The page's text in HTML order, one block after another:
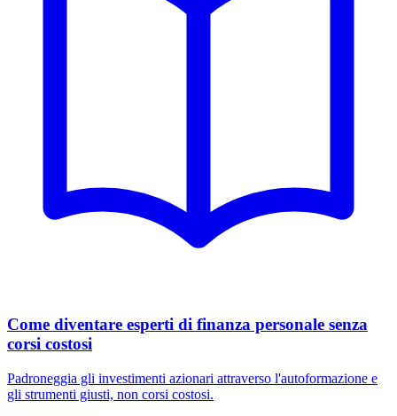
Come diventare esperti di finanza personale senza
corsi costosi
Padroneggia gli investimenti azionari attraverso l'autoformazione e
gli strumenti giusti, non corsi costosi.